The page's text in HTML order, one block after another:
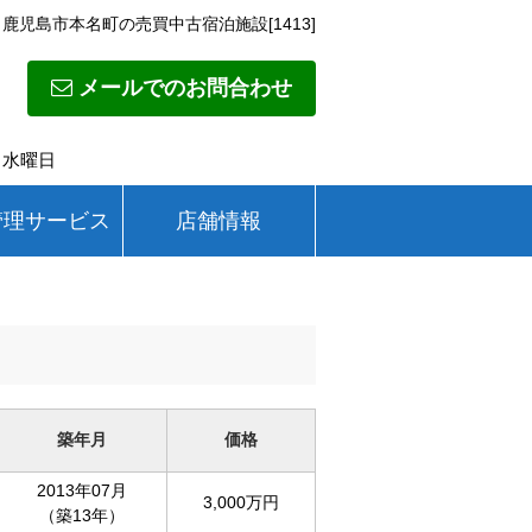
鹿児島市本名町の売買中古宿泊施設[1413]
メールでのお問合わせ
曜日
サービス 店舗情報
築年月 価格
2013年07月
（築13年）
3,000万円